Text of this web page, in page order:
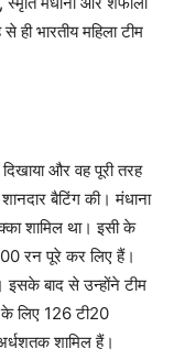
ही भारतीय महिला टीम
और वह पूरी तरह
बैटिंग की। मंधाना
शामिल था। इसी के
रन पूरे कर लिए हैं।
इसके बाद से उन्होंने टीम
के लिए 126 टी20
शामिल हैं।